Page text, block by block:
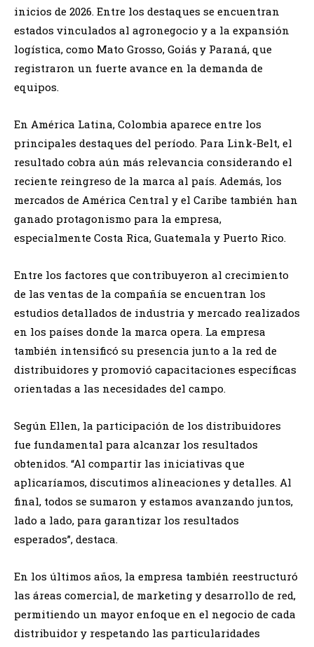
inicios de 2026. Entre los destaques se encuentran
estados vinculados al agronegocio y a la expansión
logística, como Mato Grosso, Goiás y Paraná, que
registraron un fuerte avance en la demanda de
equipos.
En América Latina, Colombia aparece entre los
principales destaques del período. Para Link-Belt, el
resultado cobra aún más relevancia considerando el
reciente reingreso de la marca al país. Además, los
mercados de América Central y el Caribe también han
ganado protagonismo para la empresa,
especialmente Costa Rica, Guatemala y Puerto Rico.
Entre los factores que contribuyeron al crecimiento
de las ventas de la compañía se encuentran los
estudios detallados de industria y mercado realizados
en los países donde la marca opera. La empresa
también intensificó su presencia junto a la red de
distribuidores y promovió capacitaciones específicas
orientadas a las necesidades del campo.
Según Ellen, la participación de los distribuidores
fue fundamental para alcanzar los resultados
obtenidos. “Al compartir las iniciativas que
aplicaríamos, discutimos alineaciones y detalles. Al
final, todos se sumaron y estamos avanzando juntos,
lado a lado, para garantizar los resultados
esperados”, destaca.
En los últimos años, la empresa también reestructuró
las áreas comercial, de marketing y desarrollo de red,
permitiendo un mayor enfoque en el negocio de cada
distribuidor y respetando las particularidades